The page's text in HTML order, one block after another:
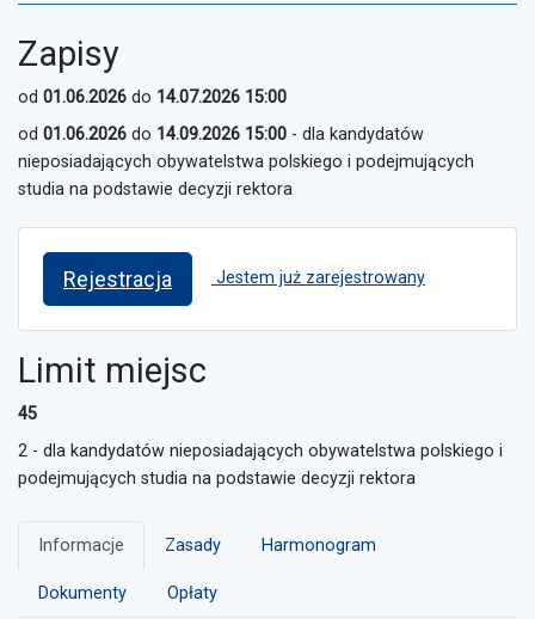
Zapisy
od 01.06.2026 do 14.07.2026 15:00
od 01.06.2026 do 14.09.2026 15:00 - dla kandydatów
nieposiadających obywatelstwa polskiego i podejmujących
studia na podstawie decyzji rektora
Rejestracja Jestem już zarejestrowany
Limit miejsc
45
2 - dla kandydatów nieposiadających obywatelstwa polskiego i
podejmujących studia na podstawie decyzji rektora
Informacje Zasady Harmonogram
Dokumenty Opłaty